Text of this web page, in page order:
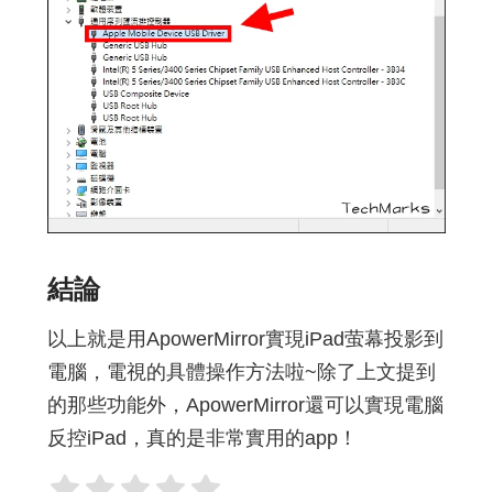
結論
以上就是用ApowerMirror實現iPad萤幕投影到
電腦，電視的具體操作方法啦~除了上文提到
的那些功能外，ApowerMirror還可以實現電腦
反控iPad，真的是非常實用的app！